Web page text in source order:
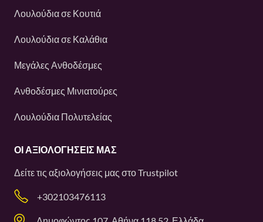
Λουλούδια σε Κουτιά
Λουλούδια σε Καλάθια
Μεγάλες Ανθοδέσμες
Ανθοδέσμες Μινιατούρες
Λουλούδια Πολυτελείας
ΟΙ ΑΞΙΟΛΟΓΉΣΕΙΣ ΜΑΣ
Δείτε τις αξιολογήσεις μας στοTrustpilot
+302103476113